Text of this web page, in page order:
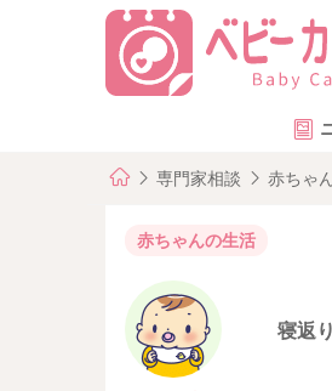
専門家相談 赤ちゃ
赤ちゃんの生活
寝返